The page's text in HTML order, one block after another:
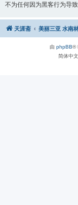
不为任何因为黑客行为导
天涯斋 美丽三亚 水南
由 phpBB®
简体中